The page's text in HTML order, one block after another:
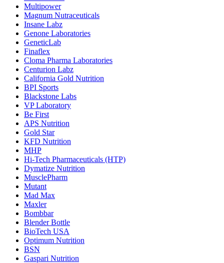
Multipower
Magnum Nutraceuticals
Insane Labz
Genone Laboratories
GeneticLab
Finaflex
Cloma Pharma Laboratories
Centurion Labz
California Gold Nutrition
BPI Sports
Blackstone Labs
VP Laboratory
Be First
APS Nutrition
Gold Star
KFD Nutrition
MHP
Hi-Tech Pharmaceuticals (HTP)
Dymatize Nutrition
MusclePharm
Mutant
Mad Max
Maxler
Bombbar
Blender Bottle
BioTech USA
Optimum Nutrition
BSN
Gaspari Nutrition